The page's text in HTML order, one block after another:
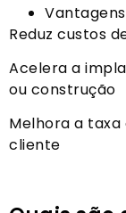
Vantagens
Reduz custos
Acelera a
ou construção
Melhora a
cliente